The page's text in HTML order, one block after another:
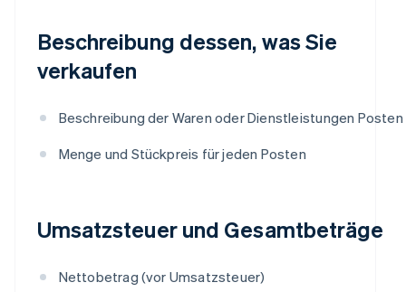
Beschreibung dessen, was Sie
verkaufen
Beschreibung der Waren oder Dienstleistungen Posten
Menge und Stückpreis für jeden Posten
Umsatzsteuer und Gesamtbeträge
Nettobetrag (vor Umsatzsteuer)